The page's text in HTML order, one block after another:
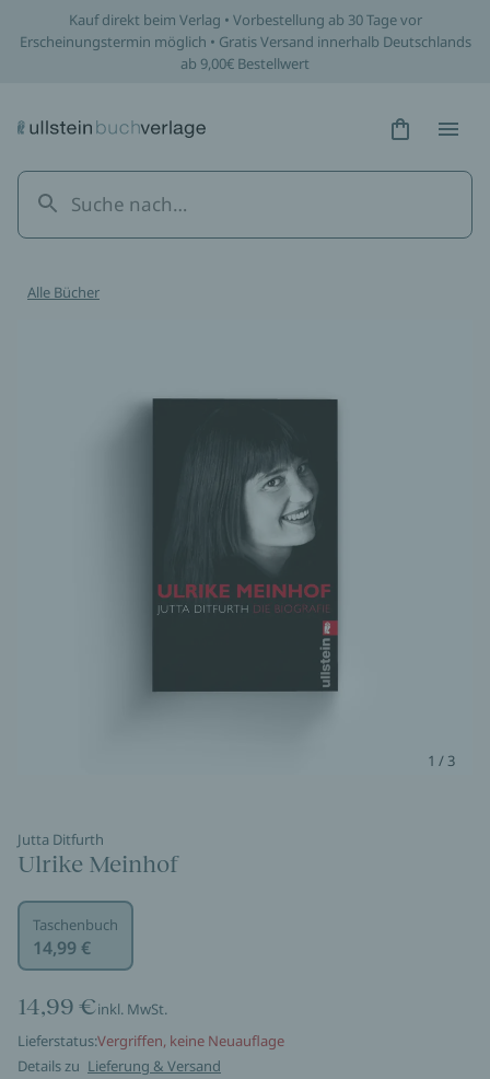
Kauf direkt beim Verlag • Vorbestellung ab 30 Tage vor
Erscheinungstermin möglich • Gratis Versand innerhalb Deutschlands
ab 9,00€ Bestellwert
Hidden
Alle Bücher
1 / 3
Jutta Ditfurth
Ulrike Meinhof
Taschenbuch
14,99 €
14,99 €inkl. MwSt.
Lieferstatus:Vergriffen, keine Neuauflage
Details zu Lieferung & Versand